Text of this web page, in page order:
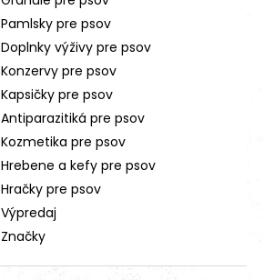
Pamlsky pre psov
Doplnky výživy pre psov
Konzervy pre psov
Kapsičky pre psov
Antiparazitiká pre psov
Kozmetika pre psov
Hrebene a kefy pre psov
Hračky pre psov
Výpredaj
Značky